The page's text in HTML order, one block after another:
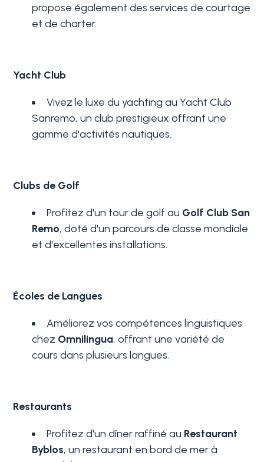
propose également des services de courtage
et de charter.
Yacht Club
Vivez le luxe du yachting auYacht Club
Sanremo, un club prestigieux offrant une
gamme d'activités nautiques.
Clubs de Golf
Profitez d'un tour de golf au Golf Club San
Remo, doté d'un parcours de classe mondiale
et d'excellentes installations.
Écoles de Langues
Améliorez vos compétences linguistiques
chez Omnilingua, offrant une variété de
cours dans plusieurs langues.
Restaurants
Profitez d'un dîner raffiné au Restaurant
Byblos, un restaurant en bord de mer à
Autres
options
multiple
Ascenseur
Piscine